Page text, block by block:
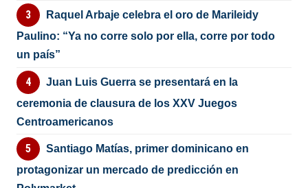
Raquel Arbaje celebra el oro de Marileidy
Paulino: “Ya no corre solo por ella, corre por todo
un país”
Juan Luis Guerra se presentará en la
ceremonia de clausura de los XXV Juegos
Centroamericanos
Santiago Matías, primer dominicano en
protagonizar un mercado de predicción en